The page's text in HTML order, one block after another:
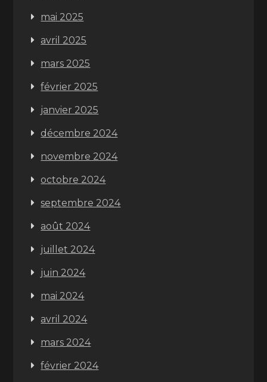
mai 2025
avril 2025
mars 2025
février 2025
janvier 2025
décembre 2024
novembre 2024
octobre 2024
septembre 2024
août 2024
juillet 2024
juin 2024
mai 2024
avril 2024
mars 2024
février 2024